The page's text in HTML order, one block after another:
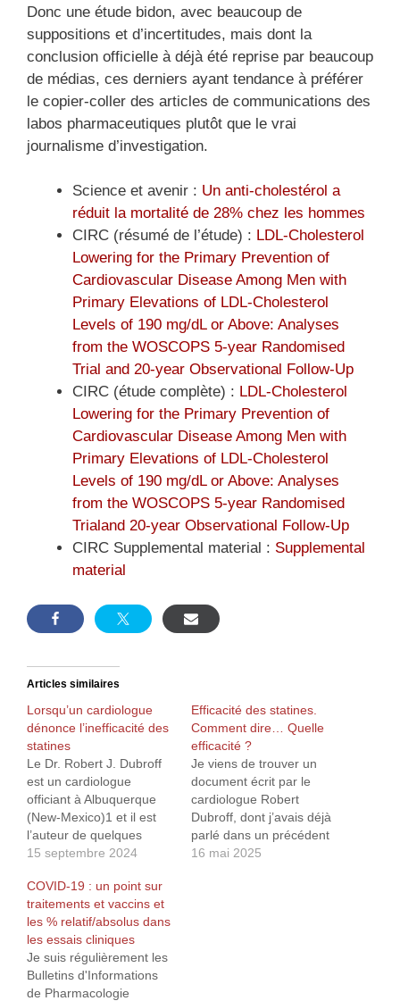
Donc une étude bidon, avec beaucoup de
suppositions et d’incertitudes, mais dont la
conclusion officielle à déjà été reprise par beaucoup
de médias, ces derniers ayant tendance à préférer
le copier-coller des articles de communications des
labos pharmaceutiques plutôt que le vrai
journalisme d’investigation.
Science et avenir : Un anti-cholestérol a
réduit la mortalité de 28% chez les hommes
CIRC (résumé de l’étude) : LDL-Cholesterol
Lowering for the Primary Prevention of
Cardiovascular Disease Among Men with
Primary Elevations of LDL-Cholesterol
Levels of 190 mg/dL or Above: Analyses
from the WOSCOPS 5-year Randomised
Trial and 20-year Observational Follow-Up
CIRC (étude complète) : LDL-Cholesterol
Lowering for the Primary Prevention of
Cardiovascular Disease Among Men with
Primary Elevations of LDL-Cholesterol
Levels of 190 mg/dL or Above: Analyses
from the WOSCOPS 5-year Randomised
Trialand 20-year Observational Follow-Up
CIRC Supplemental material : Supplemental
material
Articles similaires
Lorsqu’un cardiologue
dénonce l’inefficacité des
statines
Le Dr. Robert J. Dubroff
est un cardiologue
officiant à Albuquerque
(New-Mexico)1 et il est
l’auteur de quelques
articles à charge contre
théorie du cholestérol2.
J'ai découvert cet article3
dans lequel il présente 44
études cliniques sur la
réduction du cholestérol
parmi les plus connues…
15 septembre 2024
Efficacité des statines.
Comment dire… Quelle
efficacité ?
Je viens de trouver un
document écrit par le
cardiologue Robert
Dubroff, dont j’avais déjà
parlé dans un précédent
article1. Celui-ci compare
16 mai 2025
COVID-19 : un point sur
traitements et vaccins et
les % relatif/absolus dans
les essais cliniques
Je suis régulièrement les
Bulletins d'Informations
de Pharmacologie